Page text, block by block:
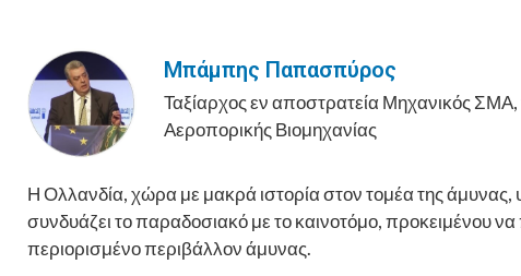
Μπάμπης Παπασπύρος
Ταξίαρχος εν αποστρατεία Μηχανικός
Αεροπορικής Βιομηχανίας
Η Ολλανδία, χώρα με μακρά ιστορία στον τομέα της άμυνας,
συνδυάζει το παραδοσιακό με το καινοτόμο, προκειμένου να
περιορισμένο περιβάλλον άμυνας.